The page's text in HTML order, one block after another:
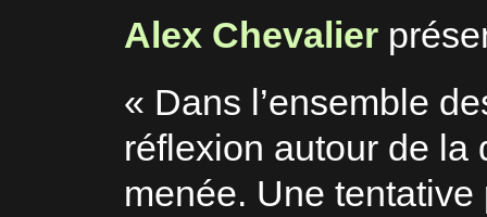
Alex Chevalier
« Dans l’ensemble
réflexion autour de la
menée. Une